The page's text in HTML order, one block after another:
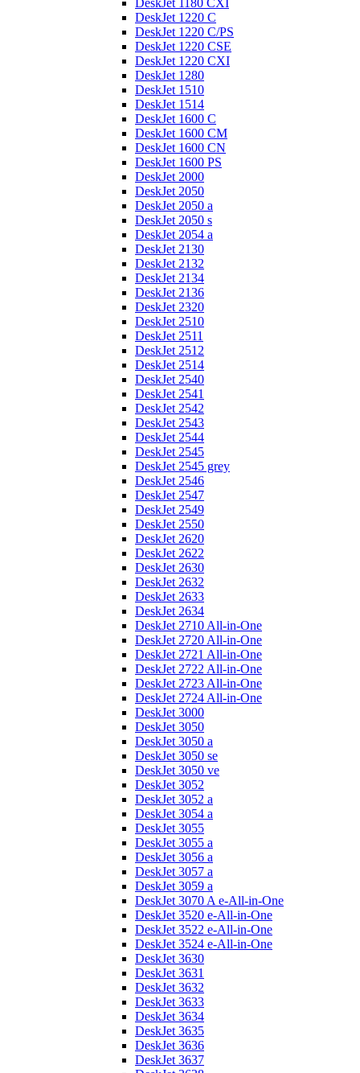
DeskJet 1180 CXI
DeskJet 1220 C
DeskJet 1220 C/PS
DeskJet 1220 CSE
DeskJet 1220 CXI
DeskJet 1280
DeskJet 1510
DeskJet 1514
DeskJet 1600 C
DeskJet 1600 CM
DeskJet 1600 CN
DeskJet 1600 PS
DeskJet 2000
DeskJet 2050
DeskJet 2050 a
DeskJet 2050 s
DeskJet 2054 a
DeskJet 2130
DeskJet 2132
DeskJet 2134
DeskJet 2136
DeskJet 2320
DeskJet 2510
DeskJet 2511
DeskJet 2512
DeskJet 2514
DeskJet 2540
DeskJet 2541
DeskJet 2542
DeskJet 2543
DeskJet 2544
DeskJet 2545
DeskJet 2545 grey
DeskJet 2546
DeskJet 2547
DeskJet 2549
DeskJet 2550
DeskJet 2620
DeskJet 2622
DeskJet 2630
DeskJet 2632
DeskJet 2633
DeskJet 2634
DeskJet 2710 All-in-One
DeskJet 2720 All-in-One
DeskJet 2721 All-in-One
DeskJet 2722 All-in-One
DeskJet 2723 All-in-One
DeskJet 2724 All-in-One
DeskJet 3000
DeskJet 3050
DeskJet 3050 a
DeskJet 3050 se
DeskJet 3050 ve
DeskJet 3052
DeskJet 3052 a
DeskJet 3054 a
DeskJet 3055
DeskJet 3055 a
DeskJet 3056 a
DeskJet 3057 a
DeskJet 3059 a
DeskJet 3070 A e-All-in-One
DeskJet 3520 e-All-in-One
DeskJet 3522 e-All-in-One
DeskJet 3524 e-All-in-One
DeskJet 3630
DeskJet 3631
DeskJet 3632
DeskJet 3633
DeskJet 3634
DeskJet 3635
DeskJet 3636
DeskJet 3637